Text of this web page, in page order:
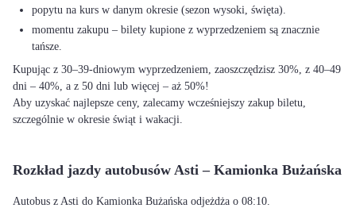
popytu na kurs w danym okresie (sezon wysoki, święta).
momentu zakupu – bilety kupione z wyprzedzeniem są znacznie
tańsze.
Kupując z 30–39-dniowym wyprzedzeniem, zaoszczędzisz 30%, z 40–49
dni – 40%, a z 50 dni lub więcej – aż 50%!
Aby uzyskać najlepsze ceny, zalecamy wcześniejszy zakup biletu,
szczególnie w okresie świąt i wakacji.
Rozkład jazdy autobusów Asti – Kamionka Bużańska
Autobus z Asti do Kamionka Bużańska odjeżdża o 08:10.